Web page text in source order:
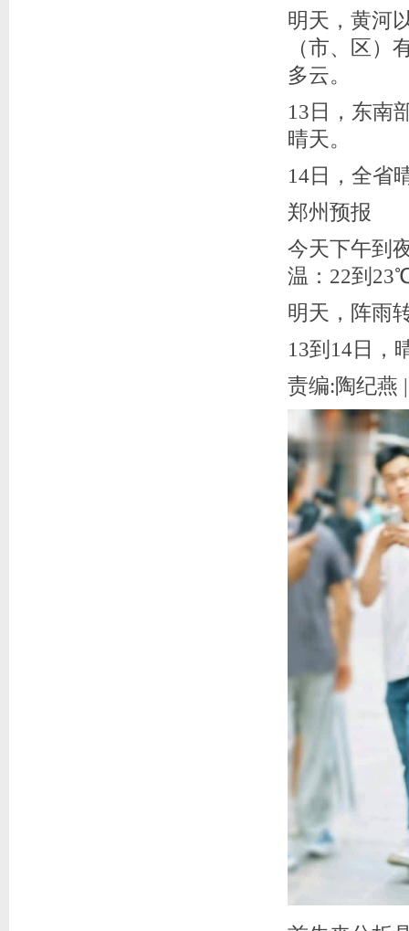
明天，黄河
（市、区）
多云。
13日，东南
晴天。
14日，全省
郑州预报
今天下午到
温：22到
明天，阵雨
13到14日，
责编:陶纪燕